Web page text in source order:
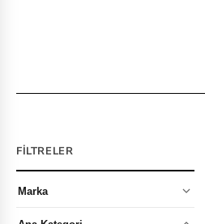
FILTRELER
Marka